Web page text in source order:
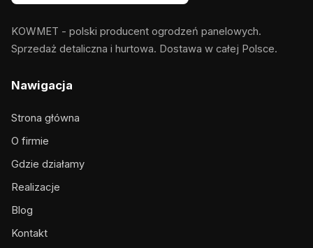
KOWMET - polski producent ogrodzeń panelowych.
Sprzedaż detaliczna i hurtowa. Dostawa w całej Polsce.
Nawigacja
Strona główna
O firmie
Gdzie działamy
Realizacje
Blog
Kontakt